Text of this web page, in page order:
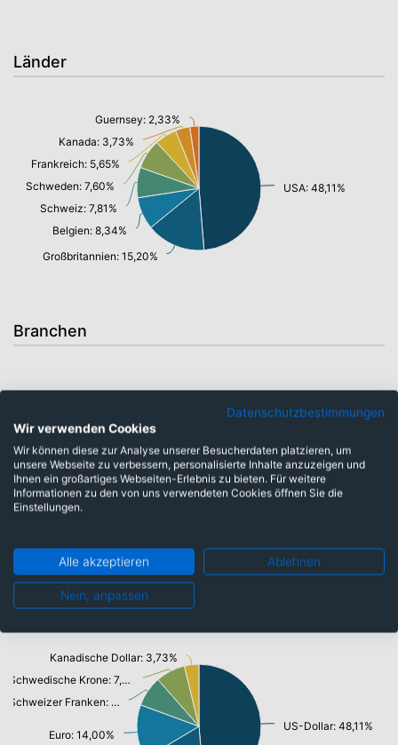
Länder
USA: 48,11%
Großbritannien: 15,20%
Belgien: 8,34%
Schweiz: 7,81%
Schweden: 7,60%
Frankreich: 5,65%
Kanada: 3,73%
Guernsey: 2,33%
Branchen
Währungen
US-Dollar: 48,11%
Euro: 14,00%
Schweizer Franken: 7,81%
Schwedische Krone: 7,60%
Kanadische Dollar: 3,73%
Datenschutzbestimmungen
Wir verwenden Cookies
Wir können diese zur Analyse unserer Besucherdaten platzieren, um
unsere Webseite zu verbessern, personalisierte Inhalte anzuzeigen und
Ihnen ein großartiges Webseiten-Erlebnis zu bieten. Für weitere
Informationen zu den von uns verwendeten Cookies öffnen Sie die
Einstellungen.
Alle akzeptieren Ablehnen
Nein, anpassen